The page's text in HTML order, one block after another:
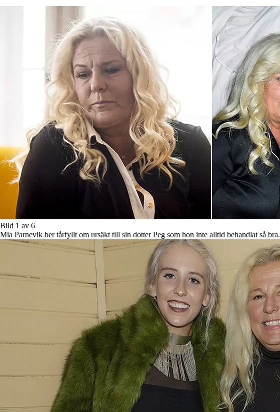
Bild 1 av 6
Mia Parnevik ber tårfyllt om ursäkt till sin dotter Peg som hon inte alltid behandlat så bra.